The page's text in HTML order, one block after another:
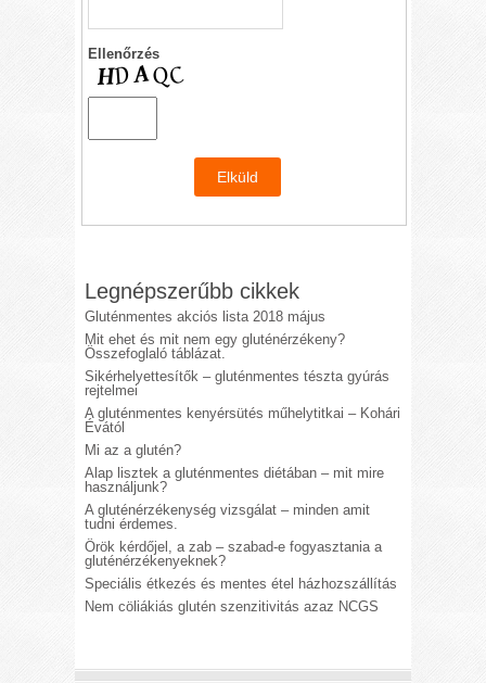
Ellenőrzés
Legnépszerűbb cikkek
Gluténmentes akciós lista 2018 május
Mit ehet és mit nem egy gluténérzékeny?
Összefoglaló táblázat.
Sikérhelyettesítők – gluténmentes tészta gyúrás
rejtelmei
A gluténmentes kenyérsütés műhelytitkai – Kohári
Évától
Mi az a glutén?
Alap lisztek a gluténmentes diétában – mit mire
használjunk?
A gluténérzékenység vizsgálat – minden amit
tudni érdemes.
Örök kérdőjel, a zab – szabad-e fogyasztania a
gluténérzékenyeknek?
Speciális étkezés és mentes étel házhozszállítás
Nem cöliákiás glutén szenzitivitás azaz NCGS